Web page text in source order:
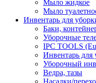
Мыло жидкое
Мыло
Инвентарь для
Баки,
Уборочные
IPC TOOLS
Инвентарь для
Уборочный
Ведра, тазы
Насадки/